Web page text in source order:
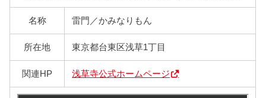
名称 雷門／かみなりもん
所在地 東京都台東区浅草1丁目
関連HP 浅草寺公式ホームページ